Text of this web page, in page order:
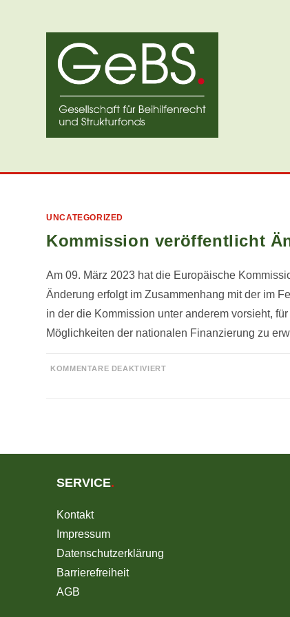
UNCATEGORIZED
Kommission veröffentlicht
Am 09. März 2023 hat die Europäische
Änderung erfolgt im Zusammenhang mit der im
in der die Kommission unter anderem vorsieht,
Möglichkeiten der nationalen Finanzierung zu
KOMMENTARE DEAKTIVIERTFÜR
SERVICE.
Kontakt
Impressum
Datenschutzerklärung
Barrierefreiheit
AGB